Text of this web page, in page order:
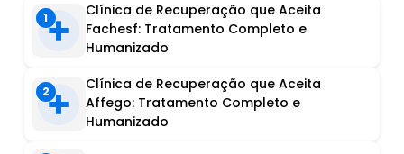
1
Clínica de Recuperação que Aceita
Fachesf: Tratamento Completo e
Humanizado
2
Clínica de Recuperação que Aceita
Affego: Tratamento Completo e
Humanizado